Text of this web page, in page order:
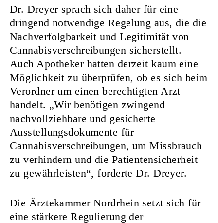
Dr. Dreyer sprach sich daher für eine
dringend notwendige Regelung aus, die die
Nachverfolgbarkeit und Legitimität von
Cannabisverschreibungen sicherstellt.
Auch Apotheker hätten derzeit kaum eine
Möglichkeit zu überprüfen, ob es sich beim
Verordner um einen berechtigten Arzt
handelt. „Wir benötigen zwingend
nachvollziehbare und gesicherte
Ausstellungsdokumente für
Cannabisverschreibungen, um Missbrauch
zu verhindern und die Patientensicherheit
zu gewährleisten“, forderte Dr. Dreyer.
Die Ärztekammer Nordrhein setzt sich für
eine stärkere Regulierung der